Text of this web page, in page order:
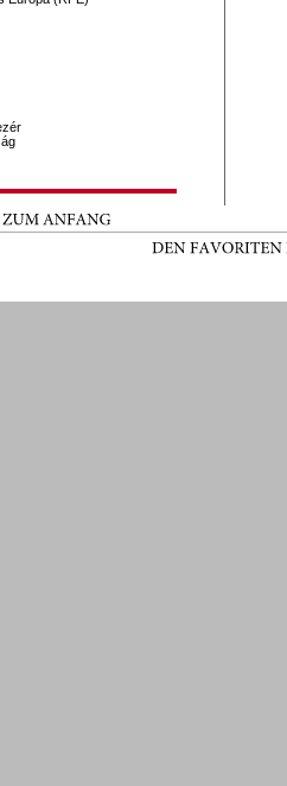
ZUM ANFANG
DEN FAVORITEN